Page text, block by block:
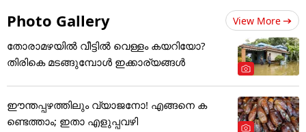
Photo Gallery View More
തോരാമഴയിൽ വീട്ടിൽ വെള്ളം കയറിയോ?
തിരികെ മടങ്ങുമ്പോൾ ഇക്കാര്യങ്ങൾ
ഈന്തപ്പഴത്തിലും വ്യാജനോ! എങ്ങനെ ക
ണ്ടെത്താം; ഇതാ എളുപ്പവഴി